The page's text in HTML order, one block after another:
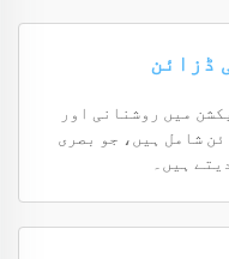
ڈزائن
میں روشنانی اور
شامل ہیں، جو بصری
ہیں۔